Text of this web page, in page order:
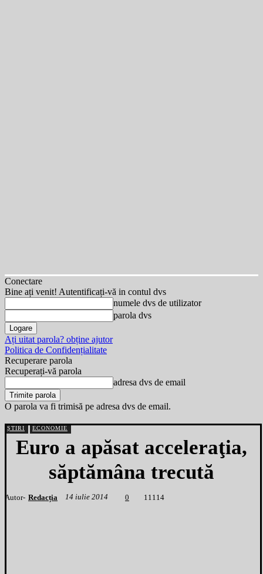
Conectare
Bine ați venit! Autentificați-vă in contul dvs
numele dvs de utilizator
parola dvs
Ați uitat parola? obține ajutor
Politica de Confidențialitate
Recuperare parola
Recuperați-vă parola
adresa dvs de email
O parola va fi trimisă pe adresa dvs de email.
ȘTIRI ECONOMIE
Euro a apăsat acceleraţia,
săptămâna trecută
Autor- Redacția 14 iulie 2014 0 1 1114